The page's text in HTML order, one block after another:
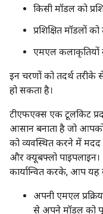
किसी मॉडल को
प्रशिक्षित मॉडलों
एमएल कलाकृतियों
इन चरणों को तदर्थ तरीके
हो सकता है।
टीएफएक्स एक टूलकिट
आसान बनाता है जो आपको
को व्यवस्थित करने में
और क्यूबफ्लो
कार्यान्वित करके, आप
अपनी एमएल
से अपने मॉडल को